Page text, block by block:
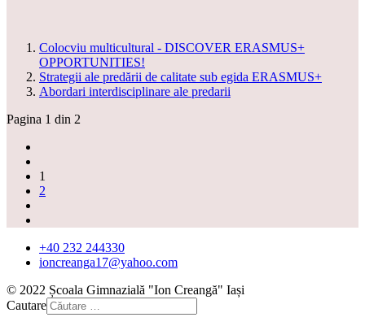
Colocviu multicultural - DISCOVER ERASMUS+
OPPORTUNITIES!
Strategii ale predării de calitate sub egida ERASMUS+
Abordari interdisciplinare ale predarii
Pagina 1 din 2
1
2
+40 232 244330
ioncreanga17@yahoo.com
© 2022 Școala Gimnazială "Ion Creangă" Iași
Cautare